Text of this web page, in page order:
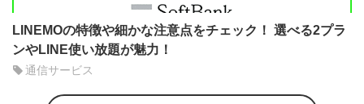
LINEMOの特徴や細かな注意点をチェック！ 選べる2プラ
ンやLINE使い放題が魅力！
通信サービス